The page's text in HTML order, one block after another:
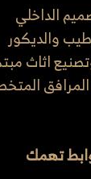
الداخلي
والديكور
اثاث
تهمك